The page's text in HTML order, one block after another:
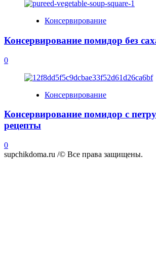
Консервирование
Консервирование помидор без
0
Консервирование
Консервирование помидор с
рецепты
0
supchikdoma.ru /© Все права защищены.